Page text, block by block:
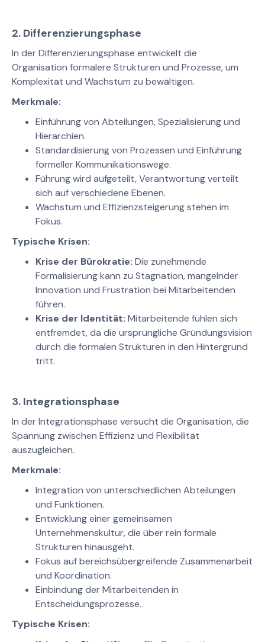
2. Differenzierungsphase
In der Differenzierungsphase entwickelt die
Organisation formalere Strukturen und Prozesse, um
Komplexität und Wachstum zu bewältigen.
Merkmale:
Einführung von Abteilungen, Spezialisierung und
Hierarchien.
Standardisierung von Prozessen und Einführung
formeller Kommunikationswege.
Führung wird aufgeteilt, Verantwortung verteilt
sich auf verschiedene Ebenen.
Wachstum und Effizienzsteigerung stehen im
Fokus.
Typische Krisen:
Krise der Bürokratie: Die zunehmende
Formalisierung kann zu Stagnation, mangelnder
Innovation und Frustration bei Mitarbeitenden
führen.
Krise der Identität: Mitarbeitende fühlen sich
entfremdet, da die ursprüngliche Gründungsvision
durch die formalen Strukturen in den Hintergrund
tritt.
3. Integrationsphase
In der Integrationsphase versucht die Organisation, die
Spannung zwischen Effizienz und Flexibilität
auszugleichen.
Merkmale:
Integration von unterschiedlichen Abteilungen
und Funktionen.
Entwicklung einer gemeinsamen
Unternehmenskultur, die über rein formale
Strukturen hinausgeht.
Fokus auf bereichsübergreifende Zusammenarbeit
und Koordination.
Einbindung der Mitarbeitenden in
Entscheidungsprozesse.
Typische Krisen: